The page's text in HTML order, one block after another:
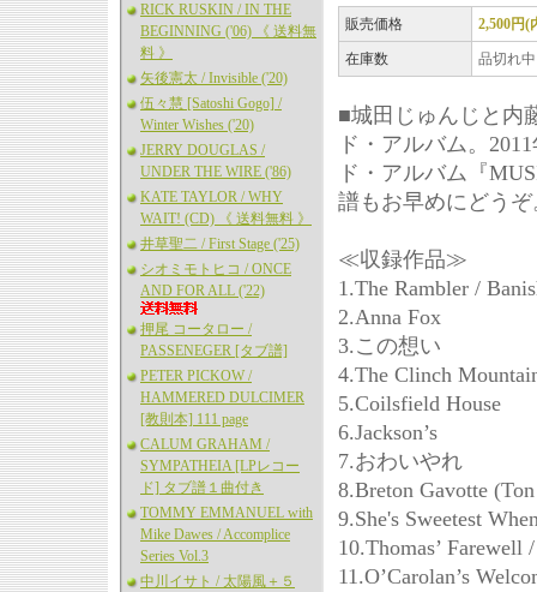
RICK RUSKIN / IN THE
BEGINNING ('06) 《 送料無
料 》
矢後憲太 / Invisible ('20)
伍々慧 [Satoshi Gogo] /
Winter Wishes ('20)
JERRY DOUGLAS /
UNDER THE WIRE ('86)
KATE TAYLOR / WHY
WAIT! (CD) 《 送料無料 》
井草聖二 / First Stage ('25)
シオミモトヒコ / ONCE
AND FOR ALL ('22)
押尾 コータロー /
PASSENEGER [タブ譜]
PETER PICKOW /
HAMMERED DULCIMER
[教則本] 111 page
CALUM GRAHAM /
SYMPATHEIA [LPレコー
ド] タブ譜１曲付き
TOMMY EMMANUEL with
Mike Dawes / Accomplice
Series Vol.3
中川イサト / 太陽風＋５
販売価格 2,500円(
在庫数 品切れ中
■城田じゅんじと内
ド・アルバム。
ド・アルバム『
譜もお早めにどうぞ
≪収録作品≫
1.The Rambler /
2.Anna Fox
3.この想い
4.The Clinch
5.Coilsfield House
6.Jackson’s
7.おわいやれ
8.Breton Gavotte
9.She's Sweetest
10.Thomas’ Farewell
11.O’Carolan’s